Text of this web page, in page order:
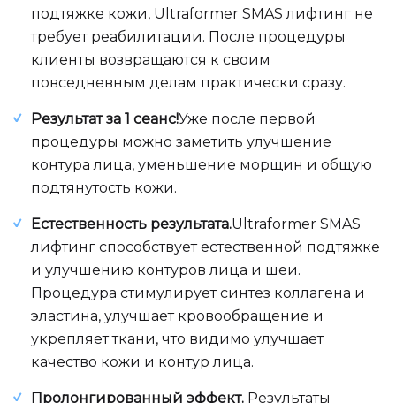
подтяжке кожи, Ultraformer SMAS лифтинг не
требует реабилитации. После процедуры
клиенты возвращаются к своим
повседневным делам практически сразу.
Результат за 1 сеанс!Уже после первой
процедуры можно заметить улучшение
контура лица, уменьшение морщин и общую
подтянутость кожи.
Естественность результата.Ultraformer SMAS
лифтинг способствует естественной подтяжке
и улучшению контуров лица и шеи.
Процедура стимулирует синтез коллагена и
эластина, улучшает кровообращение и
укрепляет ткани, что видимо улучшает
качество кожи и контур лица.
Пролонгированный эффект. Результаты